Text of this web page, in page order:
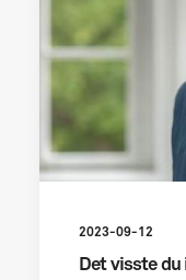
2023-09-12
Det visste du